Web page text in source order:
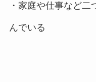
・家庭や仕事など二
んでいる